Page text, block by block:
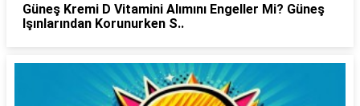
Güneş Kremi D Vitamini Alımını Engeller Mi? Güneş
Işınlarından Korunurken S..